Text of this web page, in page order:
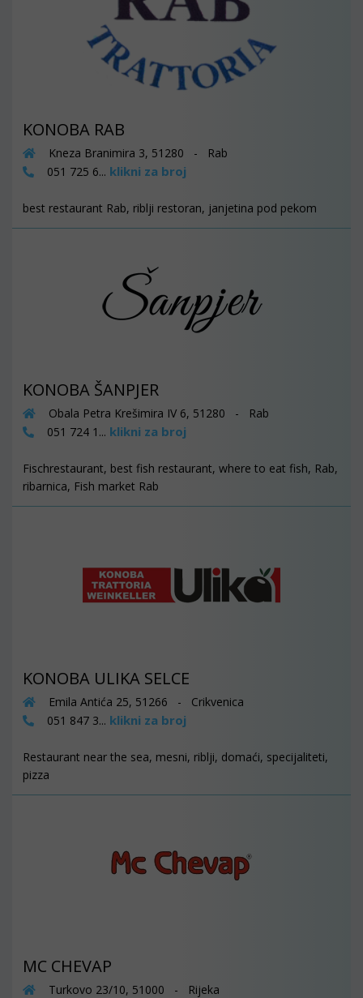
KONOBA RAB
Kneza Branimira 3, 51280 - Rab
051 725 6... klikni za broj
best restaurant Rab, riblji restoran, janjetina pod pekom
KONOBA ŠANPJER
Obala Petra Krešimira IV 6, 51280 - Rab
051 724 1... klikni za broj
Fischrestaurant, best fish restaurant, where to eat fish, Rab,
ribarnica, Fish market Rab
KONOBA ULIKA SELCE
Emila Antića 25, 51266 - Crikvenica
051 847 3... klikni za broj
Restaurant near the sea, mesni, riblji, domaći, specijaliteti,
pizza
MC CHEVAP
Turkovo 23/10, 51000 - Rijeka